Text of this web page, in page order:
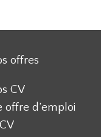
offres
CV
offre d’emploi